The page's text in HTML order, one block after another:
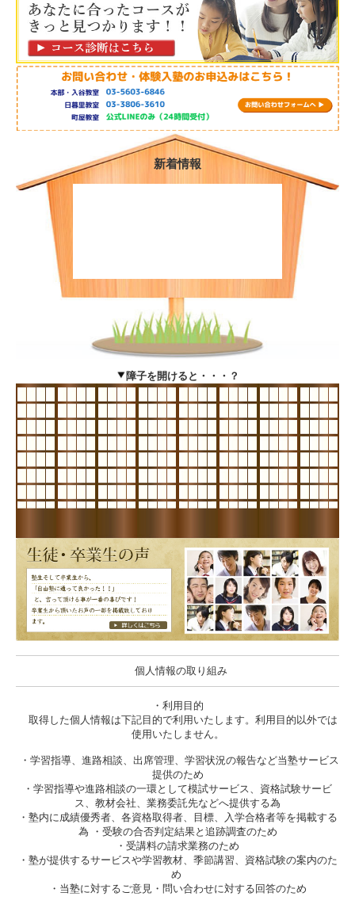
新着情報
障子を開けると・・・？
個人情報の取り組み
・利用目的
取得した個人情報は下記目的で利用いたします。利用目的以外では
使用いたしません。
・学習指導、進路相談、出席管理、学習状況の報告など当塾サービス
提供のため
・学習指導や進路相談の一環として模試サービス、資格試験サービ
ス、教材会社、業務委託先などへ提供する為
・塾内に成績優秀者、各資格取得者、目標、入学合格者等を掲載する
為 ・受験の合否判定結果と追跡調査のため
・受講料の請求業務のため
・塾が提供するサービスや学習教材、季節講習、資格試験の案内のた
め
・当塾に対するご意見・問い合わせに対する回答のため